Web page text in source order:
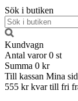
Sök i butiken
Kundvagn
Antal varor 0 st
Summa 0 kr
Till kassan Mina
555 kr kvar till fri